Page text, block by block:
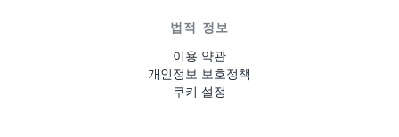
법적 정보
이용 약관
개인정보 보호정책
쿠키 설정